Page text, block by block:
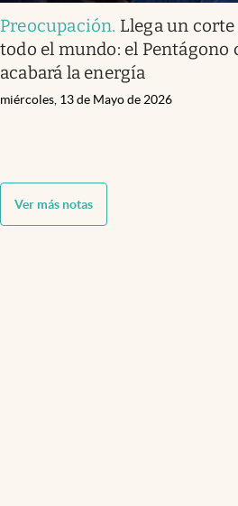
Preocupación. Llega un
todo el mundo: el
acabará la energía
miércoles, 13 de Mayo de 2026
Ver más notas